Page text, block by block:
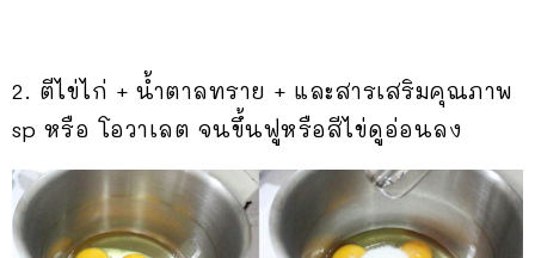
2. ตีไข่ไก่ + น้ำตาลทราย + และสารเสริมคุณภาพ
sp หรือ โอวาเลต จนขึ้นฟูหรือสีไข่ดูอ่อนลง